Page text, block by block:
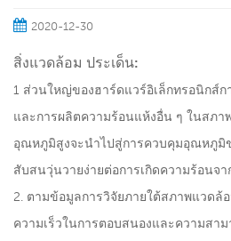
2020-12-30
สิ่งแวดล้อม ประเด็น:
1 ส่วนใหญ่ของฮาร์ดแวร์อิเล็กทรอนิกส์ก
และการผลิตความร้อนแห้งอื่น ๆ ในสภา
อุณหภูมิสูงจะนำไปสู่การควบคุมอุณหภูมิ
สับสนวุ่นวายง่ายต่อการเกิดความร้อนจา
2. ตามข้อมูลการวิจัยภายใต้สภาพแวด
ความเร็วในการตอบสนองและความสา